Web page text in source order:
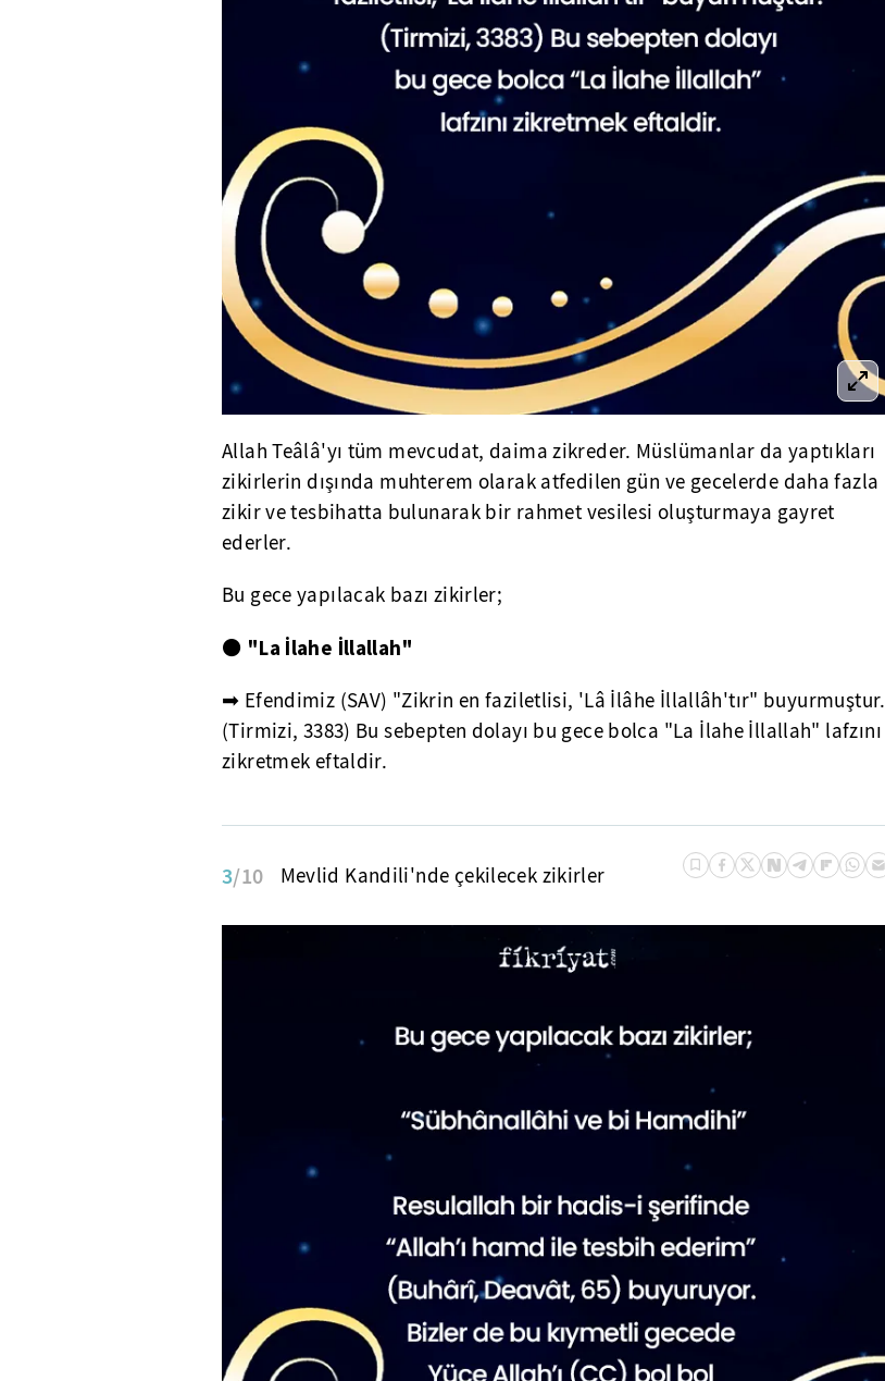
Allah Teâlâ'yı tüm mevcudat, daima zikreder. Müslümanlar da yaptıkları
zikirlerin dışında muhterem olarak atfedilen gün ve gecelerde daha fazla
zikir ve tesbihatta bulunarak bir rahmet vesilesi oluşturmaya gayret
ederler.
Bu gece yapılacak bazı zikirler;
⚫ "La İlahe İllallah"
➡ Efendimiz (SAV) "Zikrin en faziletlisi, 'Lâ İlâhe İllallâh'tır" buyurmuştur.
(Tirmizi, 3383) Bu sebepten dolayı bu gece bolca "La İlahe İllallah" lafzını
zikretmek eftaldir.
3/10 Mevlid Kandili'nde çekilecek zikirler